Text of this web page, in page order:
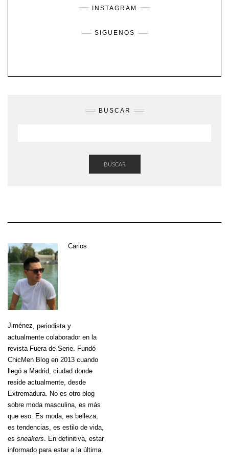
INSTAGRAM
SIGUENOS
BUSCAR
BUSCAR
Carlos
Jiménez , periodista y
actualmente colaborador en la
revista Fuera de Serie. Fundó
ChicMen Blog en 2013 cuando
llegó a Madrid, ciudad donde
reside actualmente, desde
Extremadura. No es otro blog
sobre moda masculina, es más
que eso. Es moda, es belleza,
es tendencias, es estilo de vida,
es sneakers . En definitiva, estar
informado para estar a la última.